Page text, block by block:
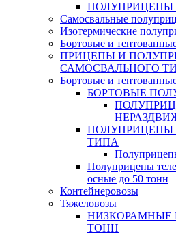
ПОЛУПРИЦЕПЫ
Самосвальные
Изотермические
Бортовые и
ПРИЦЕПЫ И
САМОСВАЛЬНОГО
Бортовые и
БОРТОВЫЕ
ПОЛУПРИЦЕПЫ
ТИПА
Полуприцепы
осные до 50 тонн
Контейнеровозы
Тяжеловозы
НИЗКОРАМНЫЕ
ТОНН